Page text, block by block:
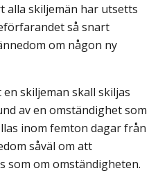
alla skiljemän har utsetts
så snart
om någon ny
skiljeman skall skiljas
av en omständighet som
inom femton dagar från
såväl om att
som om omständigheten.